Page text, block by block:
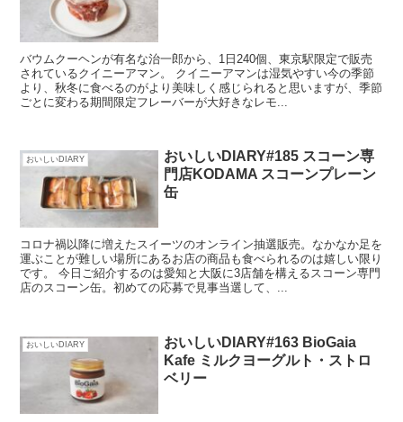
バウムクーヘンが有名な治一郎から、1日240個、東京駅限定で販売
されているクイニーアマン。 クイニーアマンは湿気やすい今の季節
より、秋冬に食べるのがより美味しく感じられると思いますが、季節
ごとに変わる期間限定フレーバーが大好きなレモ...
おいしいDIARY
おいしいDIARY#185 スコーン専
門店KODAMA スコーンプレーン
缶
コロナ禍以降に増えたスイーツのオンライン抽選販売。なかなか足を
運ぶことが難しい場所にあるお店の商品も食べられるのは嬉しい限り
です。 今日ご紹介するのは愛知と大阪に3店舗を構えるスコーン専門
店のスコーン缶。初めての応募で見事当選して、...
おいしいDIARY
おいしいDIARY#163 BioGaia
Kafe ミルクヨーグルト・ストロ
ベリー